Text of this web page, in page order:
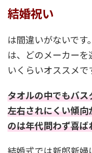
結婚祝い
は間違いがないで
は、どのメーカー
いくらいオススメで
タオルの中でもバ
左右されにくい傾
のは年代問わず喜ば
結婚式では新郎新